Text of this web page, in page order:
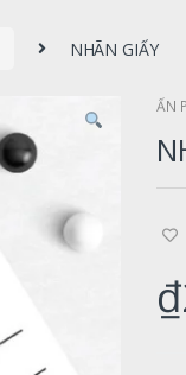
NHÃN GIẤY
ẤN
₫